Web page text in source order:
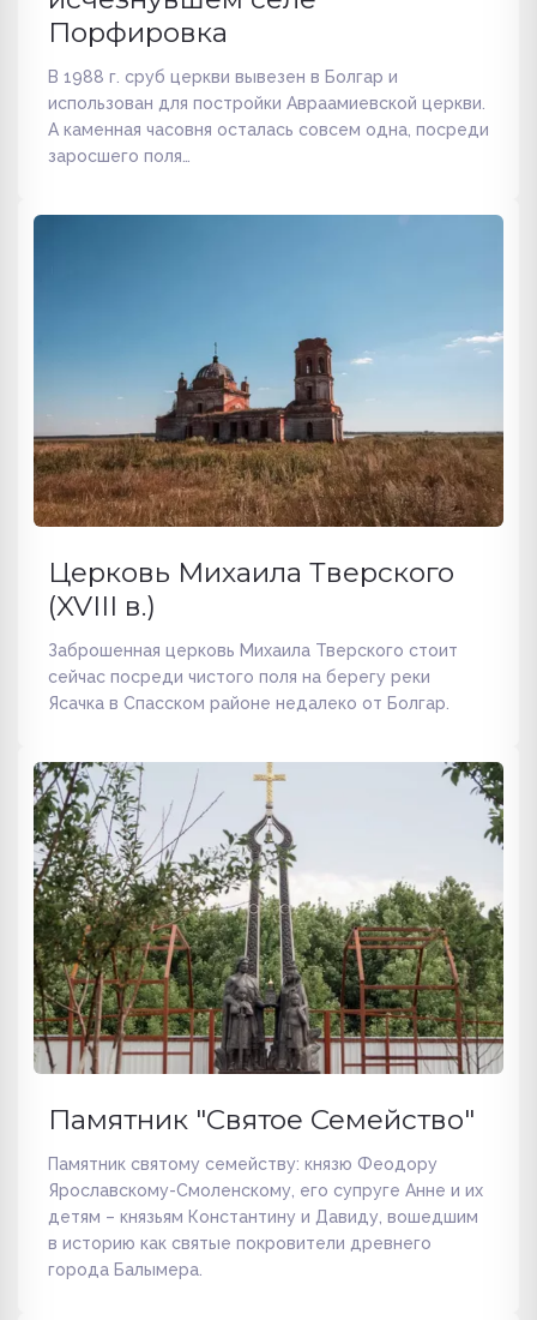
Порфировка
В 1988 г. сруб церкви вывезен в Болгар и
использован для постройки Авраамиевской церкви.
А каменная часовня осталась совсем одна, посреди
заросшего поля…
Церковь Михаила Тверского
(XVIII в.)
Заброшенная церковь Михаила Тверского стоит
сейчас посреди чистого поля на берегу реки
Ясачка в Спасском районе недалеко от Болгар.
Памятник "Святое Семейство"
Памятник святому семейству: князю Феодору
Ярославскому-Смоленскому, его супруге Анне и их
детям – князьям Константину и Давиду, вошедшим
в историю как святые покровители древнего
города Балымера.